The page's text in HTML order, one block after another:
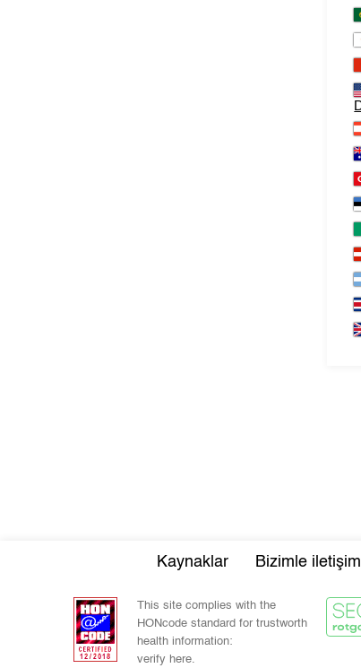
Kaynaklar Bizimle
This site complies with the
HONcode standard for trustworth
health information:
verify here.